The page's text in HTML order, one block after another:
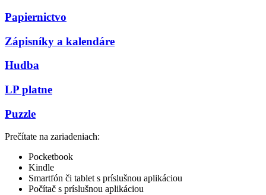
Papiernictvo
Zápisníky a kalendáre
Hudba
LP platne
Puzzle
Prečítate na zariadeniach:
Pocketbook
Kindle
Smartfón či tablet s príslušnou aplikáciou
Počítač s príslušnou aplikáciou